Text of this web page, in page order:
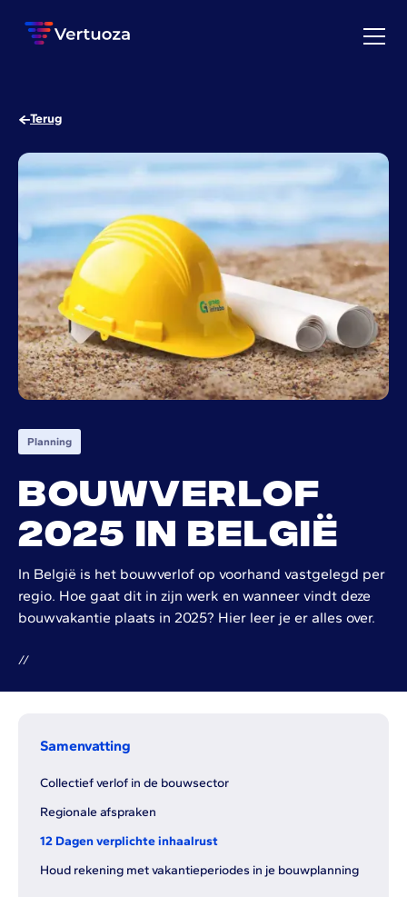
Terug
Planning
Bouwverlof
2025 in België
In België is het bouwverlof op voorhand vastgelegd per
regio. Hoe gaat dit in zijn werk en wanneer vindt deze
bouwvakantie plaats in 2025? Hier leer je er alles over.
//
Samenvatting
Collectief verlof in de bouwsector
Regionale afspraken
12 Dagen verplichte inhaalrust
Houd rekening met vakantieperiodes in je bouwplanning